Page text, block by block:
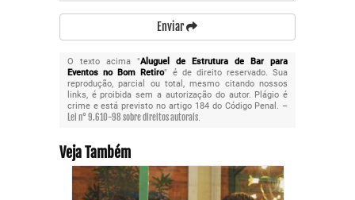
Enviar
O texto acima "Aluguel de Estrutura de Bar para
Eventos no Bom Retiro" é de direito reservado. Sua
reprodução, parcial ou total, mesmo citando nossos
links, é proibida sem a autorização do autor. Plágio é
crime e está previsto no artigo 184 do Código Penal. –
Lei n° 9.610-98 sobre direitos autorais.
Veja Também